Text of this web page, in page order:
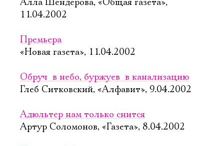
Алла Шендерова, «Общая газета»,
11.04.2002
Премьера
«Новая газета», 11.04.2002
Обруч  в небо, буржуев  в канализацию
Глеб Ситковский, «Алфавит», 9.04.2002
Адюльтер нам только снится
Артур Соломонов, «Газета», 8.04.2002